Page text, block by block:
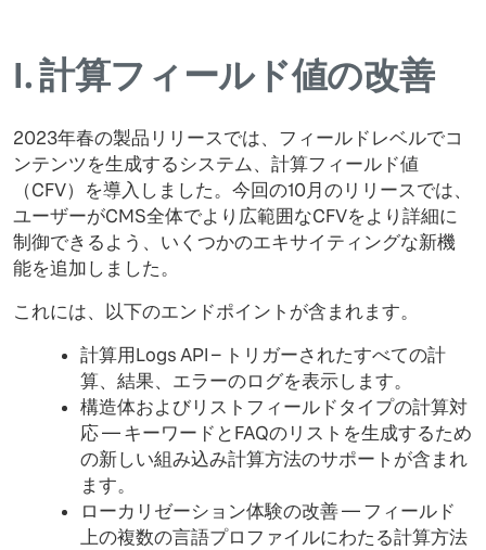
I.計算フィールド値の改善
2023年春の製品リリースでは、フィールドレベルでコ
ンテンツを生成するシステム、計算フィールド値
（CFV）を導入しました。今回の10月のリリースでは、
ユーザーがCMS全体でより広範囲なCFVをより詳細に
制御できるよう、いくつかのエキサイティングな新機
能を追加しました。
これには、以下のエンドポイントが含まれます。
計算用Logs API – トリガーされたすべての計
算、結果、エラーのログを表示します。
構造体およびリストフィールドタイプの計算対
応 — キーワードとFAQのリストを生成するため
の新しい組み込み計算方法のサポートが含まれ
ます。
ローカリゼーション体験の改善 — フィールド
上の複数の言語プロファイルにわたる計算方法